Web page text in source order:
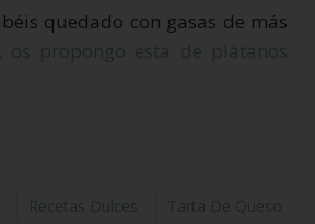
quedado con gasas de más
os propongo esta de plátanos
Recetas Dulces Tarta De Queso